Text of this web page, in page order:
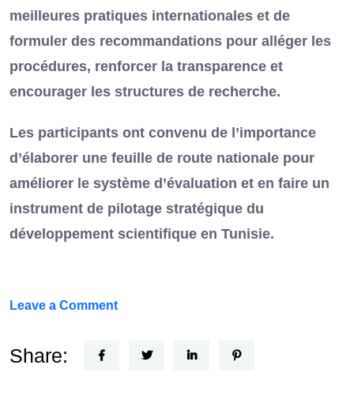
meilleures pratiques internationales et de
formuler des recommandations pour alléger les
procédures, renforcer la transparence et
encourager les structures de recherche.
Les participants ont convenu de l’importance
d’élaborer une feuille de route nationale pour
améliorer le système d’évaluation et en faire un
instrument de pilotage stratégique du
développement scientifique en Tunisie.
Leave a Commenton
Horizon
Share: